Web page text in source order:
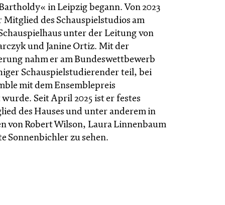
in Leipzig begann. Von 2023
Mitglied des Schauspielstudios am
unter der Leitung von
und Janine Ortiz. Mit der
nahm er am Bundeswettbewerb
Schauspielstudierender teil, bei
mit dem Ensemblepreis
Seit April 2025 ist er festes
des Hauses und unter anderem in
von Robert Wilson, Laura Linnenbaum
Sonnenbichler zu sehen.